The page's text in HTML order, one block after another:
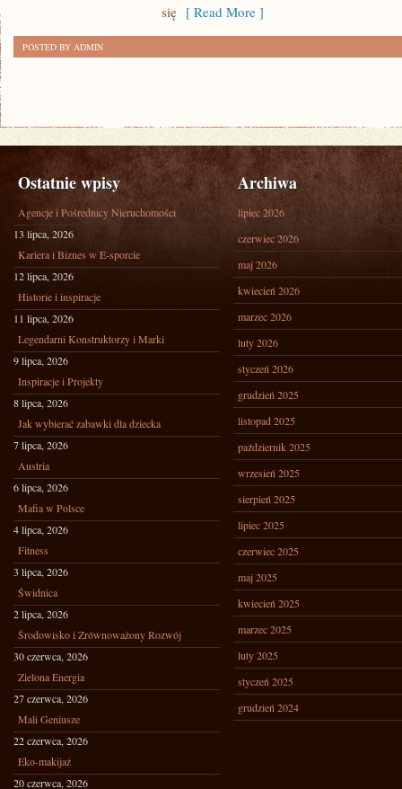
się [ Read More ]
POSTED BY ADMIN
Ostatnie wpisy
Agencje i Pośrednicy Nieruchomości
13 lipca, 2026
Kariera i Biznes w E-sporcie
12 lipca, 2026
Historie i inspiracje
11 lipca, 2026
Legendarni Konstruktorzy i Marki
9 lipca, 2026
Inspiracje i Projekty
8 lipca, 2026
Jak wybierać zabawki dla dziecka
7 lipca, 2026
Austria
6 lipca, 2026
Mafia w Polsce
4 lipca, 2026
Fitness
3 lipca, 2026
Świdnica
2 lipca, 2026
Środowisko i Zrównoważony Rozwój
30 czerwca, 2026
Zielona Energia
27 czerwca, 2026
Mali Geniusze
22 czerwca, 2026
Eko-makijaż
20 czerwca, 2026
Archiwa
lipiec 2026
czerwiec 2026
maj 2026
kwiecień 2026
marzec 2026
luty 2026
styczeń 2026
grudzień 2025
listopad 2025
październik 2025
wrzesień 2025
sierpień 2025
lipiec 2025
czerwiec 2025
maj 2025
kwiecień 2025
marzec 2025
luty 2025
styczeń 2025
grudzień 2024